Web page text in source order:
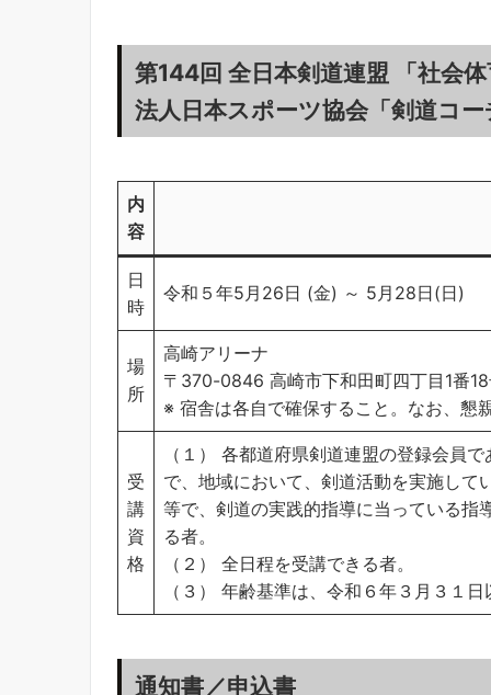
第144回 全日本剣道連盟 「社会
法人日本スポーツ協会「剣道コ
内
容
日
時
令和５年5月26日 (金) ～ 5月28日(日)
場
所
高崎アリーナ
〒370-0846 高崎市下和田町四丁目1番
※ 宿舎は各自で確保すること。なお、懇
受
講
資
格
（１） 各都道府県剣道連盟の登録会員
で、地域において、剣道活動を実施して
等で、剣道の実践的指導に当っている指
る者。
（２） 全日程を受講できる者。
（３） 年齢基準は、令和６年３月３１
通知書／申込書